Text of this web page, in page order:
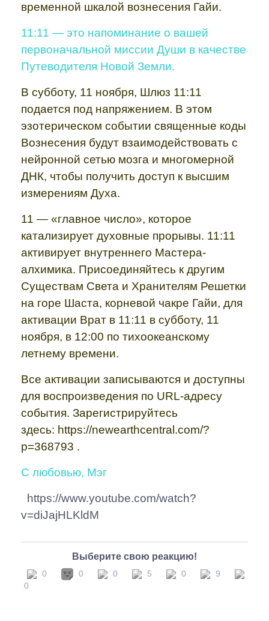
временной шкалой вознесения Гайи.
11:11 — это напоминание о вашей
первоначальной миссии Души в качестве
Путеводителя Новой Земли.
В субботу, 11 ноября, Шлюз 11:11
подается под напряжением. В этом
эзотерическом событии священные коды
Вознесения будут взаимодействовать с
нейронной сетью мозга и многомерной
ДНК, чтобы получить доступ к высшим
измерениям Духа.
11 — «главное число», которое
катализирует духовные прорывы. 11:11
активирует внутреннего Мастера-
алхимика. Присоединяйтесь к другим
Существам Света и Хранителям Решетки
на горе Шаста, корневой чакре Гайи, для
активации Врат в 11:11 в субботу, 11
ноября, в 12:00 по тихоокеанскому
летнему времени.
Все активации записываются и доступны
для воспроизведения по URL-адресу
события. Зарегистрируйтесь
здесь: https://newearthcentral.com/?
p=368793 .
С любовью, Мэг
https://www.youtube.com/watch?
v=diJajHLKldM
Выберите свою реакцию!
0 0 0 5 0
9
0